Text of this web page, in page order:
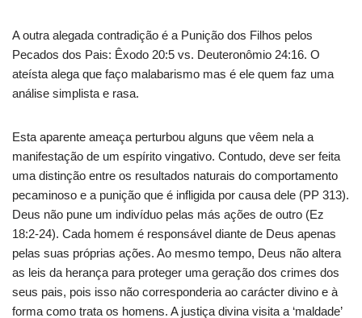
A outra alegada contradição é a Punição dos Filhos pelos
Pecados dos Pais: Êxodo 20:5 vs. Deuteronômio 24:16. O
ateísta alega que faço malabarismo mas é ele quem faz uma
análise simplista e rasa.
Esta aparente ameaça perturbou alguns que vêem nela a
manifestação de um espírito vingativo. Contudo, deve ser feita
uma distinção entre os resultados naturais do comportamento
pecaminoso e a punição que é infligida por causa dele (PP 313).
Deus não pune um indivíduo pelas más ações de outro (Ez
18:2-24). Cada homem é responsável diante de Deus apenas
pelas suas próprias ações. Ao mesmo tempo, Deus não altera
as leis da herança para proteger uma geração dos crimes dos
seus pais, pois isso não corresponderia ao carácter divino e à
forma como trata os homens. A justiça divina visita a ‘maldade’